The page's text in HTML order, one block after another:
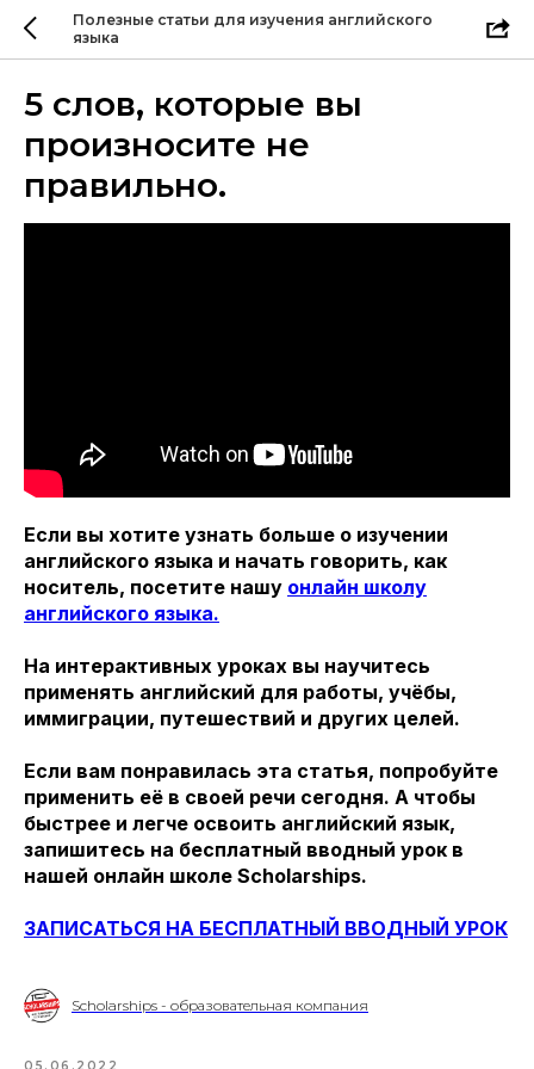
Полезные статьи для изучения английского
языка
5 слов, которые вы
произносите не
правильно.
Если вы хотите узнать больше о изучении
английского языка и начать говорить, как
носитель, посетите нашу онлайн школу
английского языка.
На интерактивных уроках вы научитесь
применять английский для работы, учёбы,
иммиграции, путешествий и других целей.
Если вам понравилась эта статья, попробуйте
применить её в своей речи сегодня. А чтобы
быстрее и легче освоить английский язык,
запишитесь на бесплатный вводный урок в
нашей онлайн школе Scholarships.
ЗАПИСАТЬСЯ НА БЕСПЛАТНЫЙ ВВОДНЫЙ УРОК
Scholarships - образовательная компания
05.06.2022